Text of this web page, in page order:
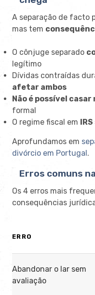
A separação de facto
mas tem
O cônjuge separado
legítimo
Dívidas contraídas
afetar ambos
Não é possível
formal
O regime fiscal em
Aprofundamos em
divórcio em Portugal.
Erros comuns
Os 4 erros mais
consequências
ERRO
Abandonar o lar sem
avaliação